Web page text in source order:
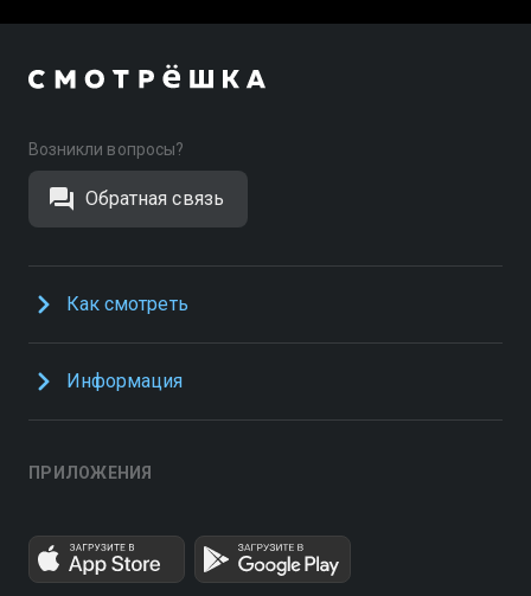
Возникли вопросы?
Обратная связь
Как смотреть
Информация
ПРИЛОЖЕНИЯ